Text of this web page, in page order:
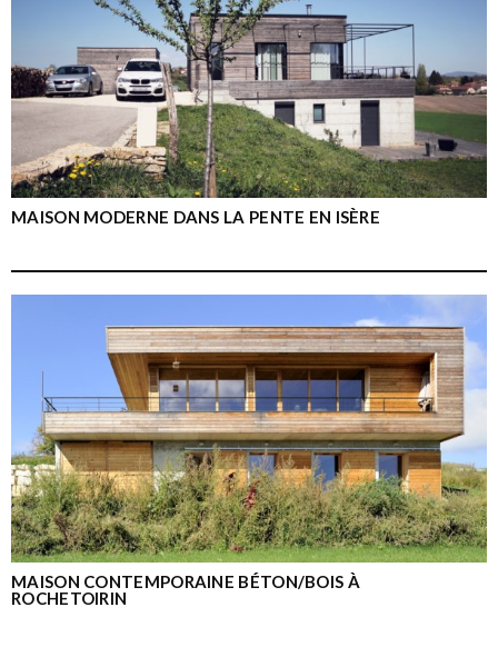
MAISON MODERNE DANS LA PENTE EN ISÈRE
MAISON CONTEMPORAINE BÉTON/BOIS À
ROCHETOIRIN